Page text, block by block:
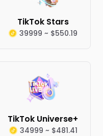
TikTok Stars
39999 ~ $550.19
TikTok Universe+
34999 ~ $481.41